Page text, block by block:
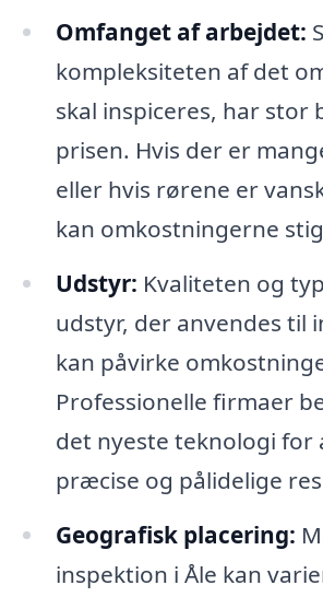
Omfanget af arbejdet:
kompleksiteten af det
skal inspiceres, har stor
prisen. Hvis der er
eller hvis rørene er
kan omkostningerne
Udstyr: Kvaliteten og
udstyr, der anvendes til
kan påvirke
Professionelle firmaer
det nyeste teknologi for
præcise og pålidelige
Geografisk placering:
inspektion i Åle kan